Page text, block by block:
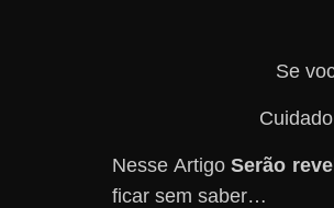
Se
Nesse ArtigoSerão
ficar sem saber…